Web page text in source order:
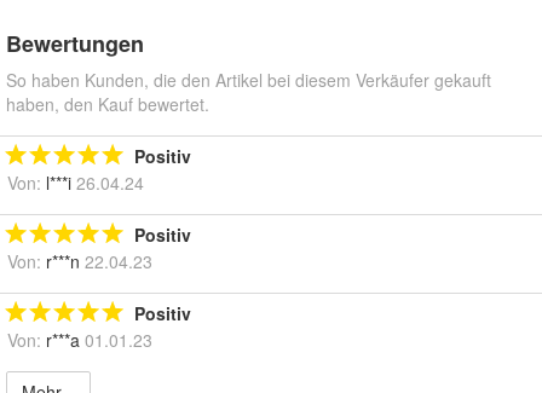
Bewertungen
So haben Kunden, die den Artikel bei diesem Verkäufer gekauft
haben, den Kauf bewertet.
Positiv
Von: l***i 26.04.24
Positiv
Von: r***n 22.04.23
Positiv
Von: r***a 01.01.23